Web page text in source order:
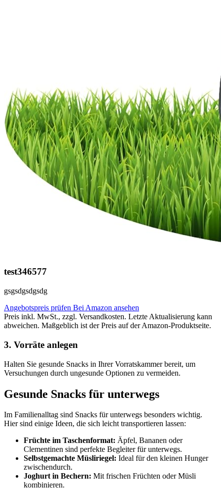
test346577
gsgsdgsdgsdg
Angebotspreis prüfen Bei Amazon ansehen
Preis inkl. MwSt., zzgl. Versandkosten. Letzte Aktualisierung kann
abweichen. Maßgeblich ist der Preis auf der Amazon-Produktseite.
3. Vorräte anlegen
Halten Sie gesunde Snacks in Ihrer Vorratskammer bereit, um
Versuchungen durch ungesunde Optionen zu vermeiden.
Gesunde Snacks für unterwegs
Im Familienalltag sind Snacks für unterwegs besonders wichtig.
Hier sind einige Ideen, die sich leicht transportieren lassen:
Früchte im Taschenformat: Äpfel, Bananen oder
Clementinen sind perfekte Begleiter für unterwegs.
Selbstgemachte Müsliriegel: Ideal für den kleinen Hunger
zwischendurch.
Joghurt in Bechern: Mit frischen Früchten oder Müsli
kombinieren.